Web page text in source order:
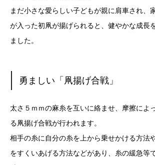
まだ小さな愛らしい子どもが親に肩車され、
が入った初凧が揚げられると、健やかな成長
ました。
勇ましい「凧揚げ合戦」
太さ５ｍｍの麻糸を互いに絡ませ、摩擦によ
る凧揚げ合戦が行われます。
相手の糸に自分の糸を上から乗せかける方法
をすくいあげる方法などがあり、糸の緩急等